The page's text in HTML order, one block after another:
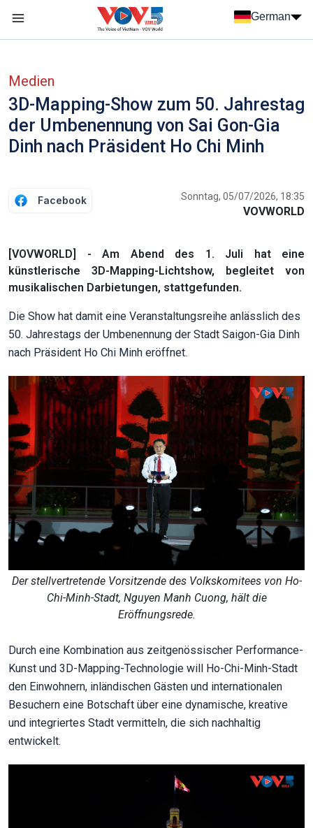
German
Medien
3D-Mapping-Show zum 50. Jahrestag
der Umbenennung von Sai Gon-Gia
Dinh nach Präsident Ho Chi Minh
Facebook Sonntag, 05/07/2026, 18:35
VOVWORLD
[VOVWORLD] - Am Abend des 1. Juli hat eine
künstlerische 3D-Mapping-Lichtshow, begleitet von
musikalischen Darbietungen, stattgefunden.
Die Show hat damit eine Veranstaltungsreihe anlässlich des
50. Jahrestags der Umbenennung der Stadt Saigon-Gia Dinh
nach Präsident Ho Chi Minh eröffnet.
Der stellvertretende Vorsitzende des Volkskomitees von Ho-
Chi-Minh-Stadt, Nguyen Manh Cuong, hält die
Eröffnungsrede.
Durch eine Kombination aus zeitgenössischer Performance-
Kunst und 3D-Mapping-Technologie will Ho-Chi-Minh-Stadt
den Einwohnern, inländischen Gästen und internationalen
Besuchern eine Botschaft über eine dynamische, kreative
und integriertes Stadt vermitteln, die sich nachhaltig
entwickelt.